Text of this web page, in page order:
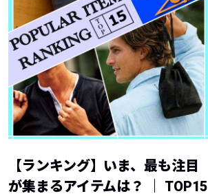
【ランキング】いま、最も注目
が集まるアイテムは？ ｜ TOP15